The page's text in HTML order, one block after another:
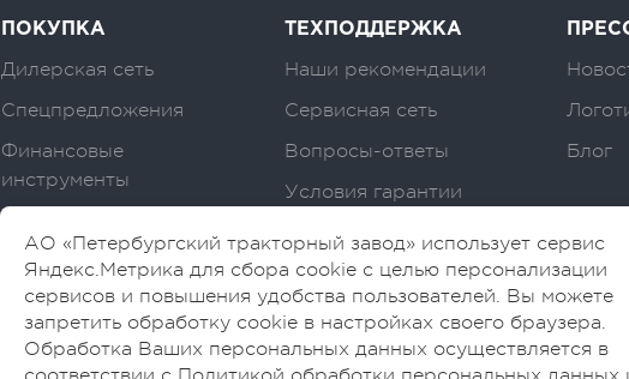
ПОКУПКА
Дилерская сеть
Спецпредложения
Финансовые
инструменты
ТЕХПОДДЕРЖКА
Наши рекомендации
Сервисная сеть
Вопросы-ответы
Условия гарантии
Блог
АО «Петербургский тракторный завод» использует сервис
Яндекс.Метрика для сбора cookie с целью персонализации
сервисов и повышения удобства пользователей. Вы можете
запретить обработку cookie в настройках своего браузера.
Обработка Ваших персональных данных осуществляется в